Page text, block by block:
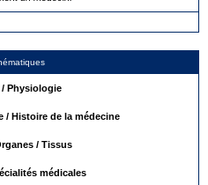
Physiologie
/ Histoire de la médecine
/ Tissus
médicales